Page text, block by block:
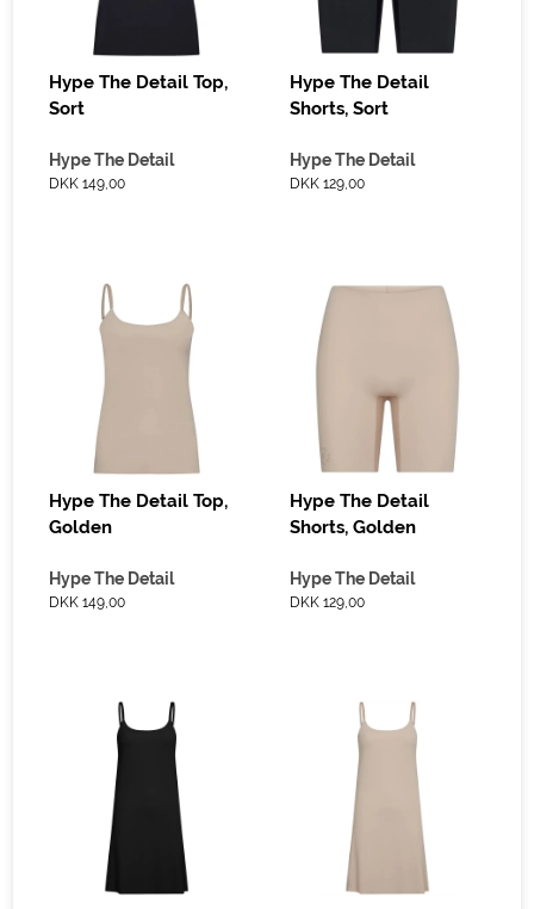
Hype The Detail Top,
Sort
Hype The Detail
DKK 149,00
Hype The Detail
Shorts, Sort
Hype The Detail
DKK 129,00
Hype The Detail Top,
Golden
Hype The Detail
DKK 149,00
Hype The Detail
Shorts, Golden
Hype The Detail
DKK 129,00